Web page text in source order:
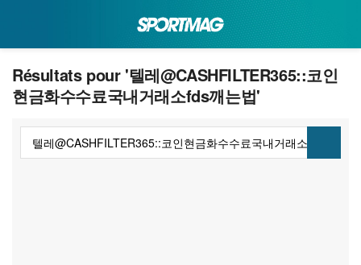
Résultats pour '텔레@CASHFILTER365::코인
현금화수수료국내거래소fds깨는법'